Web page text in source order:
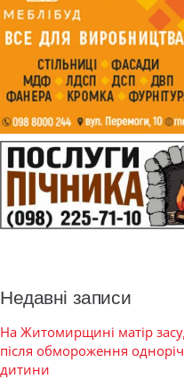
Недавні записи
На Житомирщині матір
після обмороження
дитини